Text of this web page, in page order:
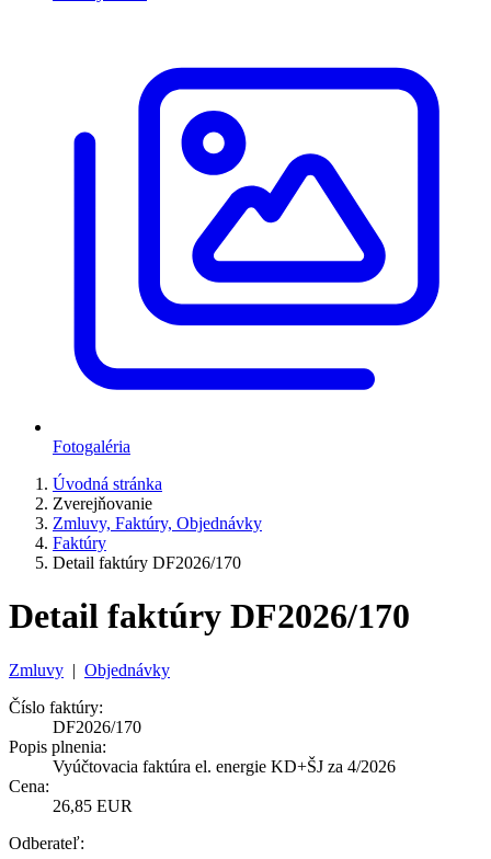
Fotogaléria
Úvodná stránka
Zverejňovanie
Zmluvy, Faktúry, Objednávky
Faktúry
Detail faktúry DF2026/170
Detail faktúry DF2026/170
Zmluvy | Objednávky
Číslo faktúry:
DF2026/170
Popis plnenia:
Vyúčtovacia faktúra el. energie KD+ŠJ za 4/2026
Cena:
26,85 EUR
Odberateľ: